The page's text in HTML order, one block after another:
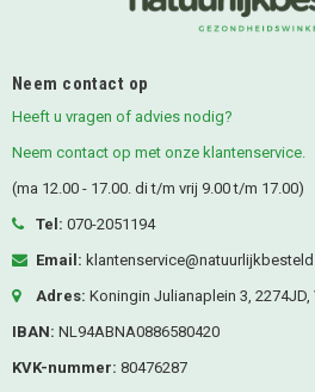
Neem contact op
Heeft u vragen of advies nodig?
Neem contact op met onze klantenservice.
(ma 12.00 - 17.00. di t/m vrij 9.00 t/m 17.00)
Tel: 070-2051194
Email:
Adres: Koningin Julianaplein 3, 2274JD,
IBAN: NL94ABNA0886580420
KVK-nummer: 80476287